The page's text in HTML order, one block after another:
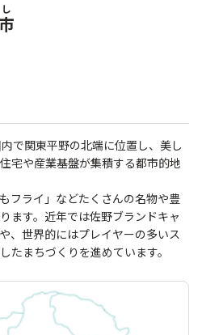
一覧
で関東平野の北端に位置し、美し
宅や産業基盤が集積する都市的地
フライ」などたくさんの名物や豊
ます。近年では佐野ブランドキャ
、世界的にはプレイヤーの多いス
たまちづくりを進めています。